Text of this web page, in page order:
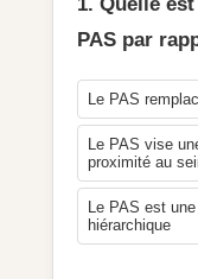
PAS par
Le PAS
Le PAS vise
proximité au
Le PAS est
hiérarchique